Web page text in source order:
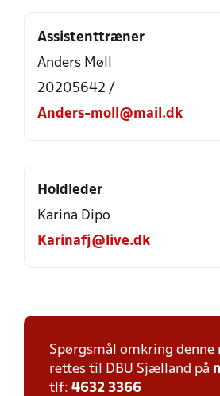
Assistenttræner
Anders Møll
20205642 /
Anders-moll@mail.dk
Holdleder
Karina Dipo
Karinafj@live.dk
Spørgsmål omkring denne
rettes til DBU Sjælland på
tlf: 4632 3366